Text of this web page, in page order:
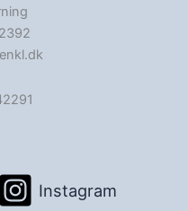
Instagram